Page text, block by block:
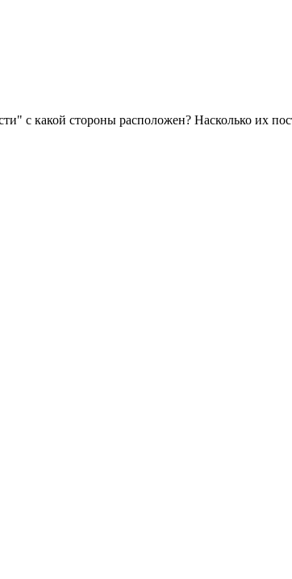
с какой стороны расположен? Насколько их